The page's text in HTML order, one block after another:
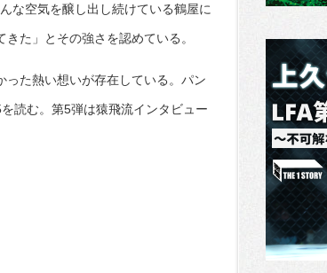
な空気を醸し出し続けている鶴屋に
た」とその強さを認めている。
た熱い想いが存在している。パン
読む。第5弾は猿飛流インタビュー